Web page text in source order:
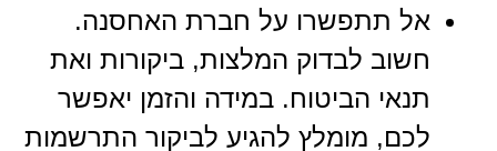
אל תתפשרו על חברת האחסנה.
חשוב לבדוק המלצות, ביקורות ואת
תנאי הביטוח. במידה והזמן יאפשר
לכם, מומלץ להגיע לביקור התרשמות